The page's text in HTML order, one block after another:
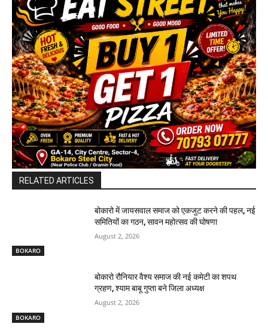
RELATED ARTICLES
BOKARO
बोकारो में जायसवाल समाज को एकजुट करने की पहल, नई
समितियों का गठन, सावन महोत्सव की घोषणा
August 2, 2026
BOKARO
बोकारो रौनियार वैश्य समाज की नई कमेटी का शपथ
ग्रहण, श्याम बाबू गुप्ता बने जिला अध्यक्ष
August 2, 2026